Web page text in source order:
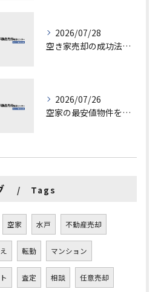
2026/07/28
空き家売却の成功法と注意点
2026/07/26
空家の最安値物件を茨城県水戸市つくば市で探す方法と賢い売却ポイントを徹底解説
Tags
空家 水戸 不動産売却
転勤 マンション
査定 相談 任意売却